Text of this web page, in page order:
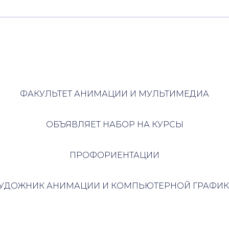
ФАКУЛЬТЕТ АНИМАЦИИ И МУЛЬТИМЕДИА
ОБЪЯВЛЯЕТ НАБОР НА КУРСЫ
ПРОФОРИЕНТАЦИИ
АНИМАЦИИ И КОМПЬЮТЕРНОЙ